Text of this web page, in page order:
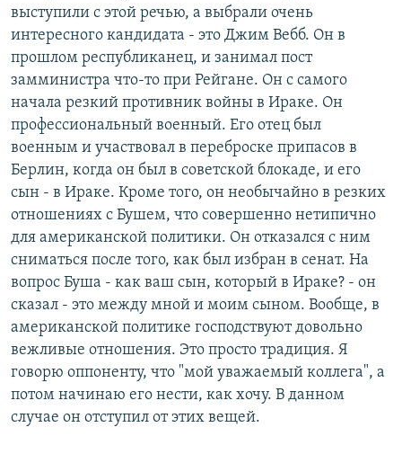
выступили с этой речью, а выбрали очень
интересного кандидата - это Джим Вебб. Он в
прошлом республиканец, и занимал пост
замминистра что-то при Рейгане. Он с самого
начала резкий противник войны в Ираке. Он
профессиональный военный. Его отец был
военным и участвовал в переброске припасов в
Берлин, когда он был в советской блокаде, и его
сын - в Ираке. Кроме того, он необычайно в резких
отношениях с Бушем, что совершенно нетипично
для американской политики. Он отказался с ним
сниматься после того, как был избран в сенат. На
вопрос Буша - как ваш сын, который в Ираке? - он
сказал - это между мной и моим сыном. Вообще, в
американской политике господствуют довольно
вежливые отношения. Это просто традиция. Я
говорю оппоненту, что "мой уважаемый коллега", а
потом начинаю его нести, как хочу. В данном
случае он отступил от этих вещей.